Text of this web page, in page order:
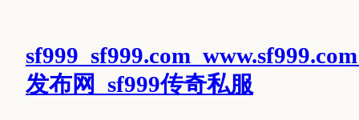
发布网_sf999传奇私服